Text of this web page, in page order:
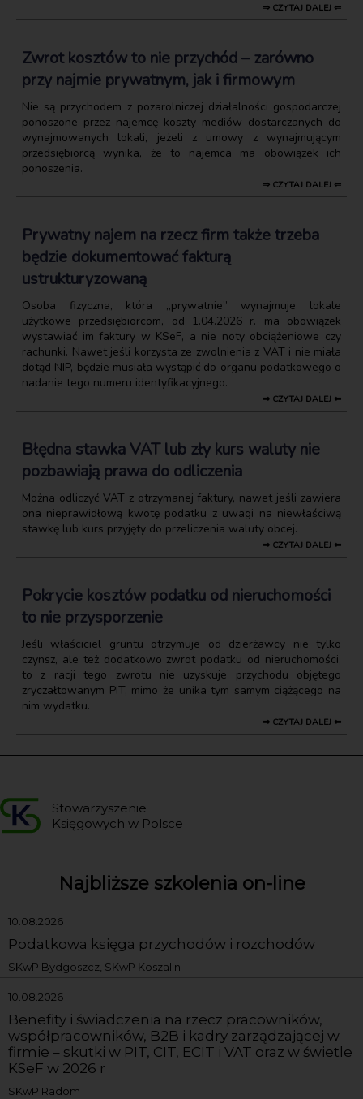
⇒ CZYTAJ DALEJ ⇐
Zwrot kosztów to nie przychód – zarówno
przy najmie prywatnym, jak i firmowym
Nie są przychodem z pozarolniczej działalności gospodarczej
ponoszone przez najemcę koszty mediów dostarczanych do
wynajmowanych lokali, jeżeli z umowy z wynajmującym
przedsiębiorcą wynika, że to najemca ma obowiązek ich
ponoszenia.
⇒ CZYTAJ DALEJ ⇐
Prywatny najem na rzecz firm także trzeba
będzie dokumentować fakturą
ustrukturyzowaną
Osoba fizyczna, która „prywatnie” wynajmuje lokale
użytkowe przedsiębiorcom, od 1.04.2026 r. ma obowiązek
wystawiać im faktury w KSeF, a nie noty obciążeniowe czy
rachunki. Nawet jeśli korzysta ze zwolnienia z VAT i nie miała
dotąd NIP, będzie musiała wystąpić do organu podatkowego o
nadanie tego numeru identyfikacyjnego.
⇒ CZYTAJ DALEJ ⇐
Błędna stawka VAT lub zły kurs waluty nie
pozbawiają prawa do odliczenia
Można odliczyć VAT z otrzymanej faktury, nawet jeśli zawiera
ona nieprawidłową kwotę podatku z uwagi na niewłaściwą
stawkę lub kurs przyjęty do przeliczenia waluty obcej.
⇒ CZYTAJ DALEJ ⇐
Pokrycie kosztów podatku od nieruchomości
to nie przysporzenie
Jeśli właściciel gruntu otrzymuje od dzierżawcy nie tylko
czynsz, ale też dodatkowo zwrot podatku od nieruchomości,
to z racji tego zwrotu nie uzyskuje przychodu objętego
zryczałtowanym PIT, mimo że unika tym samym ciążącego na
nim wydatku.
⇒ CZYTAJ DALEJ ⇐
Stowarzyszenie
Księgowych w Polsce
Najbliższe szkolenia on-line
10.08.2026
Podatkowa księga przychodów i rozchodów
SKwP Bydgoszcz, SKwP Koszalin
10.08.2026
Benefity i świadczenia na rzecz pracowników,
współpracowników, B2B i kadry zarządzającej w
firmie – skutki w PIT, CIT, ECIT i VAT oraz w świetle
KSeF w 2026 r
SKwP Radom